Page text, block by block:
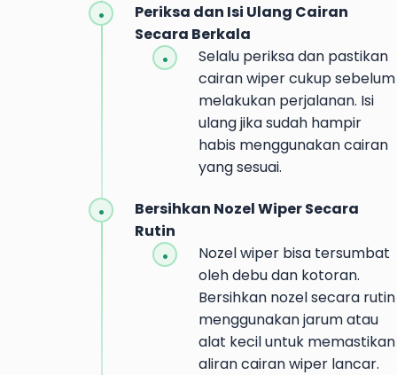
Periksa dan Isi Ulang Cairan
Secara Berkala
Selalu periksa dan pastikan
cairan wiper cukup sebelum
melakukan perjalanan. Isi
ulang jika sudah hampir
habis menggunakan cairan
yang sesuai.
Bersihkan Nozel Wiper Secara
Rutin
Nozel wiper bisa tersumbat
oleh debu dan kotoran.
Bersihkan nozel secara rutin
menggunakan jarum atau
alat kecil untuk memastikan
aliran cairan wiper lancar.